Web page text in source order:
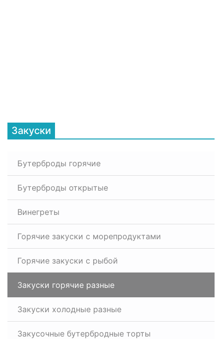
Закуски
Бутерброды горячие
Бутерброды открытые
Винегреты
Горячие закуски с морепродуктами
Горячие закуски с рыбой
Закуски горячие разные
Закуски холодные разные
Закусочные бутербродные торты